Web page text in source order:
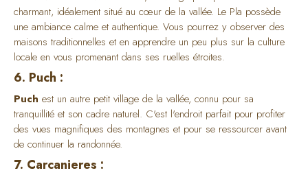
charmant, idéalement situé au cœur de la vallée. Le Pla possède
une ambiance calme et authentique. Vous pourrez y observer des
maisons traditionnelles et en apprendre un peu plus sur la culture
locale en vous promenant dans ses ruelles étroites.
6. Puch :
Puch est un autre petit village de la vallée, connu pour sa
tranquillité et son cadre naturel. C'est l'endroit parfait pour profiter
des vues magnifiques des montagnes et pour se ressourcer avant
de continuer la randonnée.
7. Carcanieres :